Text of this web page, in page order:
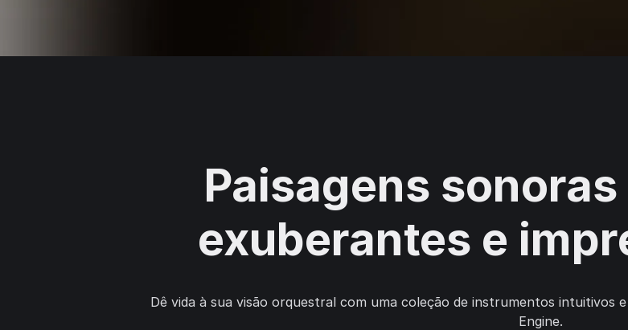
Paisagens
exuberantes e
Dê vida à sua visão orquestral com uma coleção de instrumentos intuitivos
Engine.